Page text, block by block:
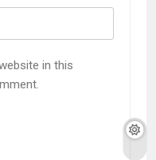
in this